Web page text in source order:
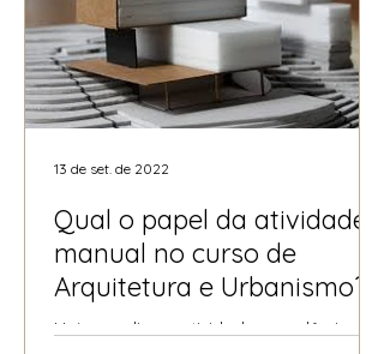
Qual o papel da atividade
manual no curso de
Arquitetura e Urbanismo?
Hoje em dia as atividades acadêmicas
13 de set. de 2022